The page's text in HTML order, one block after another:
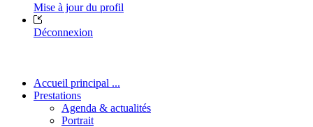
Mise à jour du profil
Déconnexion
Accueil principal ...
Prestations
Agenda & actualités
Portrait